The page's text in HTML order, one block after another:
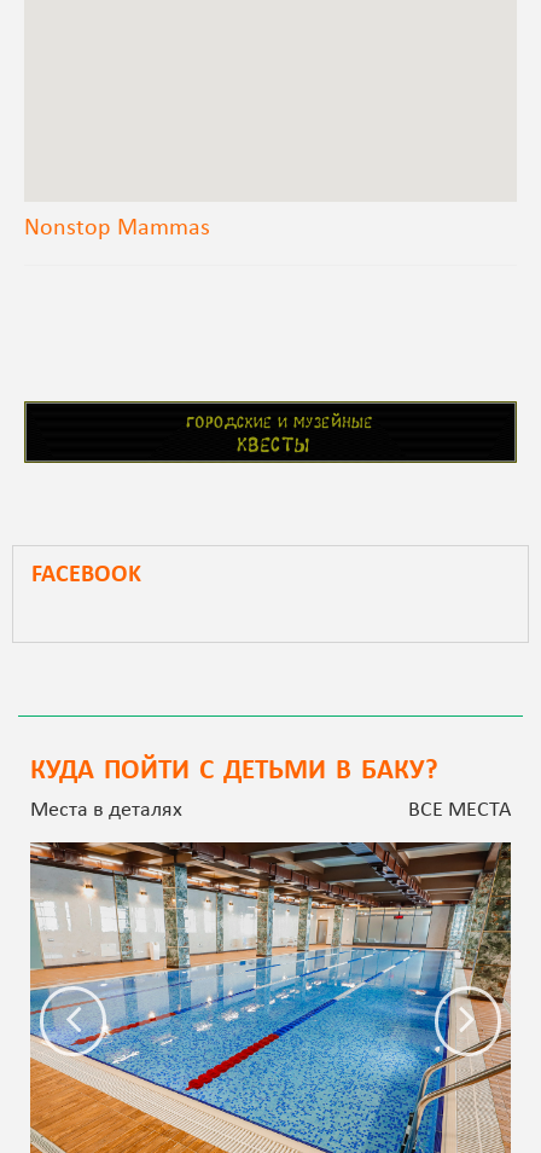
Nonstop Mammas
FACEBOOK
КУДА ПОЙТИ С ДЕТЬМИ В БАКУ?
Места в деталях ВСЕ МЕСТА